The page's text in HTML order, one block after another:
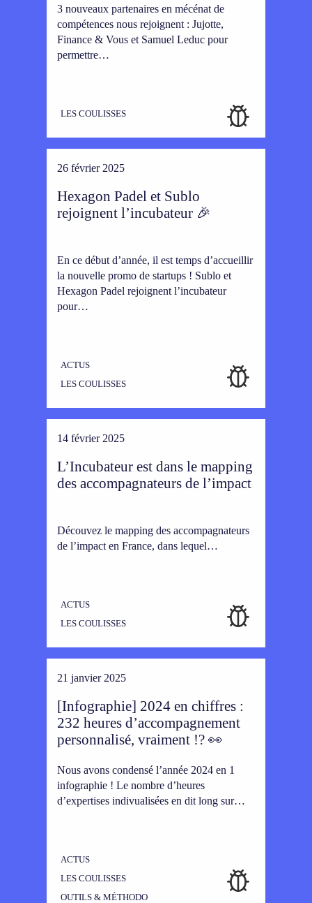
3 nouveaux partenaires en mécénat de
compétences nous rejoignent : Jujotte,
Finance & Vous et Samuel Leduc pour
permettre…
LES COULISSES
26 février 2025
Hexagon Padel et Sublo
rejoignent l’incubateur 🎉
En ce début d’année, il est temps d’accueillir
la nouvelle promo de startups ! Sublo et
Hexagon Padel rejoignent l’incubateur
pour…
ACTUS
LES COULISSES
14 février 2025
L’Incubateur est dans le mapping
des accompagnateurs de l’impact
Découvez le mapping des accompagnateurs
de l’impact en France, dans lequel…
ACTUS
LES COULISSES
21 janvier 2025
[Infographie] 2024 en chiffres :
232 heures d’accompagnement
personnalisé, vraiment !? 👀
Nous avons condensé l’année 2024 en 1
infographie ! Le nombre d’heures
d’expertises indivualisées en dit long sur…
ACTUS
LES COULISSES
OUTILS & MÉTHODO